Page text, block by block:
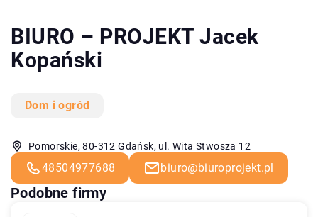
BIURO – PROJEKT Jacek
Kopański
Dom i ogród
Pomorskie, 80-312 Gdańsk, ul. Wita Stwosza 12
48504977688 biuro@biuroprojekt.pl
Podobne firmy